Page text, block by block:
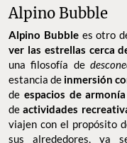
Alpino Bubble
Alpino Bubblees otro
ver las estrellas cerca
una filosofía de
estancia de inmersión
de espacios de
de actividades
viajen con el propósito
sus alrededores, ya